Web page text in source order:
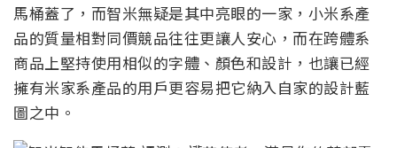
馬桶蓋了，而智米無疑是其中亮眼的一家，小米系產
品的質量相對同價競品往往更讓人安心，而在跨體系
商品上堅持使用相似的字體、顏色和設計，也讓已經
擁有米家系產品的用戶更容易把它納入自家的設計藍
圖之中。